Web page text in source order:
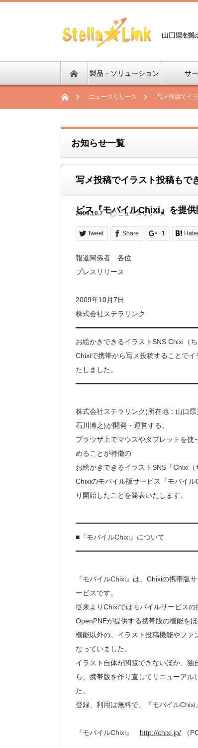
製品・ソリューション サ
ニュースリリース 写メ投稿でイ
お知らせ一覧
写メ投稿でイラスト投稿もで
ビス『モバイルChixi』を提供
2009.10.7 ニュースリリース
Tweet Share +1
報道関係者 各位
プレスリリース
2009年10月7日
株式会社ステラリンク
お絵かきできるイラストSNS Chixi（
Chixiで携帯から写メ投稿することで
たしました。
株式会社ステラリンク(所在地：山口県
石川博之)が開発・運営する、
ブラウザ上でマウスやタブレットを使
めることが特徴の
お絵かきできるイラストSNS「Chixi（
Chixiのモバイル版サービス『モバイル
り開始したことを発表いたします。
■『モバイルChixi』について
『モバイルChixi』は、Chixiの携帯版
ービスです。
従来よりChixiではモバイルサービス
OpenPNEが提供する携帯版の機能を
機能以外の、イラスト投稿機能やファ
なっていました。
イラスト自体が閲覧できないほか、
ら、携帯版を作り直してリニューア
た。
登録、利用は無料で、『モバイルChixi
『モバイルChixi』 http://chixi.jp/ （